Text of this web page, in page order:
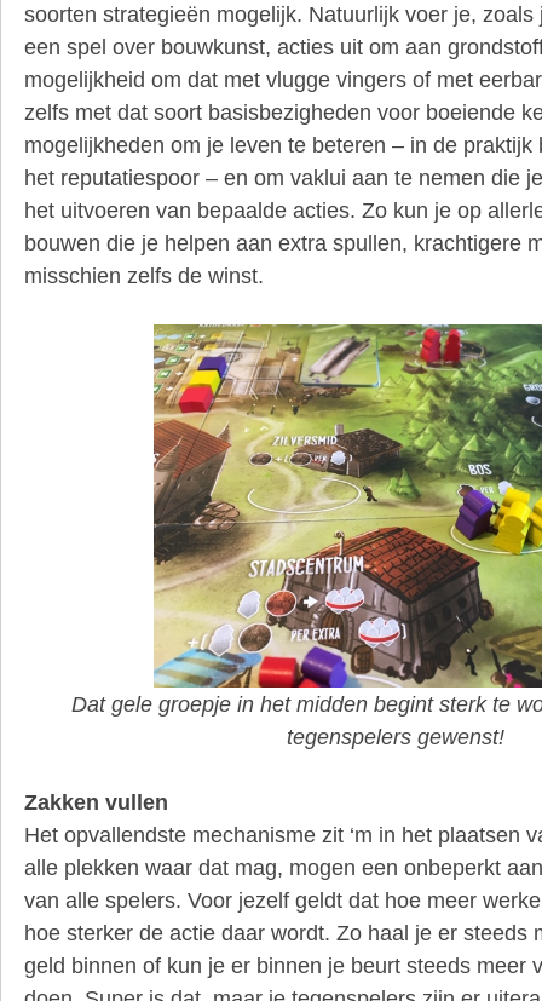
soorten strategieën mogelijk. Natuurlijk voer je,
een spel over bouwkunst, acties uit om aan
mogelijkheid om dat met vlugge vingers of met
zelfs met dat soort basisbezigheden voor boeiende
mogelijkheden om je leven te beteren – in de
het reputatiespoor – en om vaklui aan te nemen die
het uitvoeren van bepaalde acties. Zo kun je op
bouwen die je helpen aan extra spullen, krachtigere
misschien zelfs de winst.
Dat gele groepje in het midden begint sterk te
tegenspelers gewenst!
Zakken vullen
Het opvallendste mechanisme zit ‘m in het plaatsen
alle plekken waar dat mag, mogen een onbeperkt
van alle spelers. Voor jezelf geldt dat hoe meer
hoe sterker de actie daar wordt. Zo haal je er steeds
geld binnen of kun je er binnen je beurt steeds meer